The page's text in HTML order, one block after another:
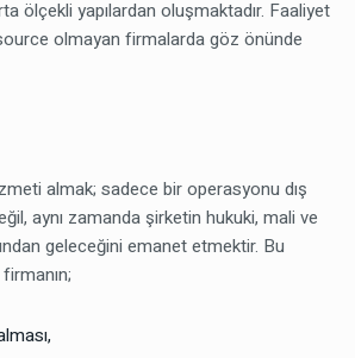
ölçekli yapılardan oluşmaktadır. Faaliyet
olmayan firmalarda göz önünde
almak; sadece bir operasyonu dış
aynı zamanda şirketin hukuki, mali ve
geleceğini emanet etmektir. Bu